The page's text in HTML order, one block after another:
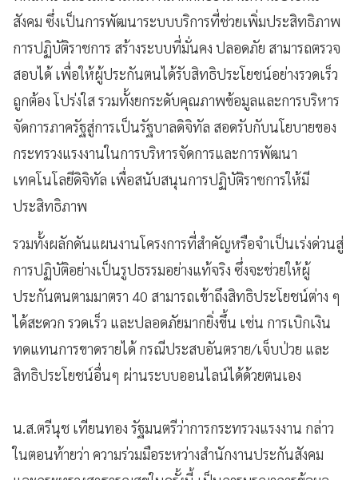
สังคม ซึ่งเป็นการพัฒนาระบบบริการที่ช่วยเพิ่มประสิทธิภาพ
การปฏิบัติราชการ สร้างระบบที่มั่นคง ปลอดภัย สามารถตรวจ
สอบได้ เพื่อให้ผู้ประกันตนได้รับสิทธิประโยชน์อย่างรวดเร็ว
ถูกต้อง โปร่งใส รวมทั้งยกระดับคุณภาพข้อมูลและการบริหาร
จัดการภาครัฐสู่การเป็นรัฐบาลดิจิทัล สอดรับกับนโยบายของ
กระทรวงแรงงานในการบริหารจัดการและการพัฒนา
เทคโนโลยีดิจิทัล เพื่อสนับสนุนการปฏิบัติราชการให้มี
ประสิทธิภาพ
รวมทั้งผลักดันแผนงานโครงการที่สำคัญหรือจำเป็นเร่งด่วนสู่
การปฏิบัติอย่างเป็นรูปธรรมอย่างแท้จริง ซึ่งจะช่วยให้ผู้
ประกันตนตามมาตรา 40 สามารถเข้าถึงสิทธิประโยชน์ต่าง ๆ
ได้สะดวก รวดเร็ว และปลอดภัยมากยิ่งขึ้น เช่น การเบิกเงิน
ทดแทนการขาดรายได้ กรณีประสบอันตราย/เจ็บป่วย และ
สิทธิประโยชน์อื่นๆ ผ่านระบบออนไลน์ได้ด้วยตนเอง
น.ส.ตรีนุช เทียนทอง รัฐมนตรีว่าการกระทรวงแรงงาน กล่าว
ในตอนท้ายว่า ความร่วมมือระหว่างสำนักงานประกันสังคม